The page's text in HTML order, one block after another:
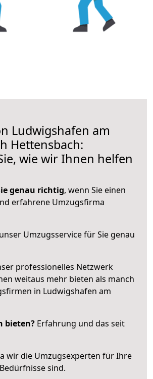
Ludwigshafen am
Hettensbach:
wie wir Ihnen helfen
genau richtig, wenn Sie einen
erfahrene Umzugsfirma
Umzugsservice für Sie genau
professionelles Netzwerk
weitaus mehr bieten als manch
in Ludwigshafen am
bieten? Erfahrung und das seit
wir die Umzugsexperten für Ihre
sind.